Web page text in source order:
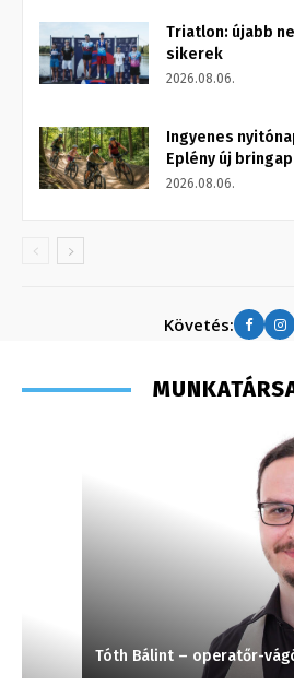
Triatlon: újabb
sikerek
2026.08.06.
Ingyenes
Eplény új
2026.08.06.
Követés:
Tóth Bálint – operatőr-vágó